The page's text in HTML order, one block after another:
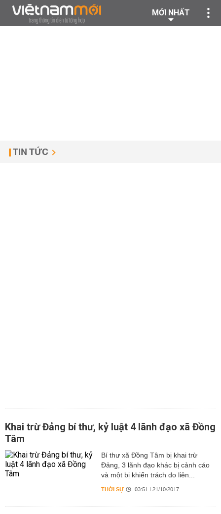
MỚI NHẤT
TIN TỨC
Khai trừ Đảng bí thư, kỷ luật 4 lãnh đạo xã Đồng
Tâm
Bí thư xã Đồng Tâm bị khai trừ
Đảng, 3 lãnh đạo khác bị cảnh cáo
và một bị khiển trách do liên...
THỜI SỰ 03:51 | 21/10/2017